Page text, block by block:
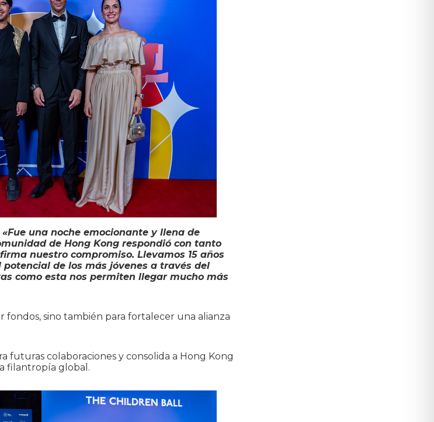
«Fue una noche emocionante y llena de
de Hong Kong respondió con tanto
nuestro compromiso. Llevamos 15 años
de los más jóvenes a través del
como esta nos permiten llegar mucho más
fondos, sino también para fortalecer una alianza
futuras colaboraciones y consolida a Hong Kong
filantropía global.